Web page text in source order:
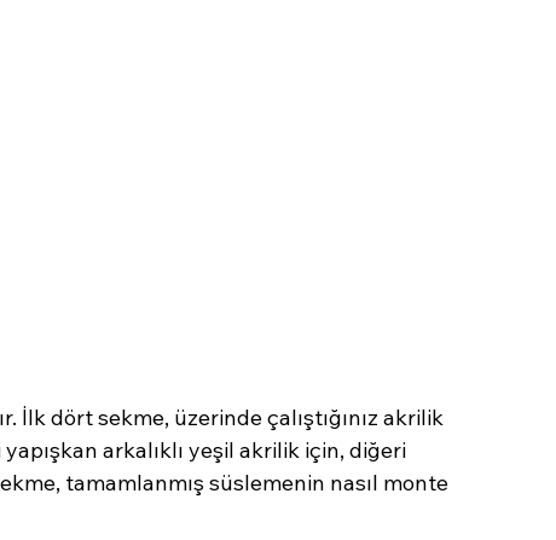
İlk dört sekme, üzerinde çalıştığınız akrilik
arkalıklı yeşil akrilik için, diğeri
tamamlanmış süslemenin nasıl monte